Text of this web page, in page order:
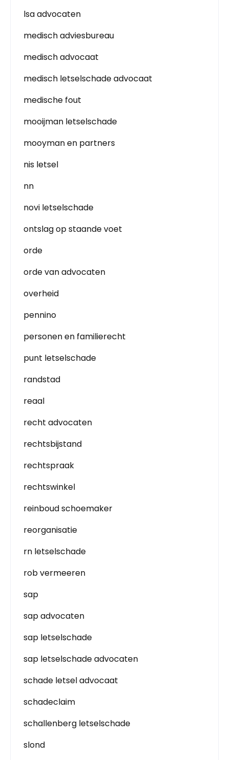
lsa advocaten
medisch adviesbureau
medisch advocaat
medisch letselschade advocaat
medische fout
mooijman letselschade
mooyman en partners
nis letsel
nn
novi letselschade
ontslag op staande voet
orde
orde van advocaten
overheid
pennino
personen en familierecht
punt letselschade
randstad
reaal
recht advocaten
rechtsbijstand
rechtspraak
rechtswinkel
reinboud schoemaker
reorganisatie
rn letselschade
rob vermeeren
sap
sap advocaten
sap letselschade
sap letselschade advocaten
schade letsel advocaat
schadeclaim
schallenberg letselschade
slond